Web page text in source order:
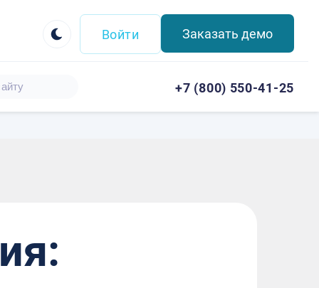
+7 (800) 550-41-25
Войти Заказать демо